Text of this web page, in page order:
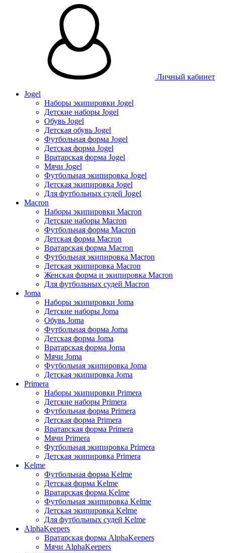
Личный кабинет
Jogel
Наборы экипировки Jogel
Детские наборы Jogel
Обувь Jogel
Детская обувь Jogel
Футбольная форма Jogel
Детская форма Jogel
Вратарская форма Jogel
Мячи Jogel
Футбольная экипировка Jogel
Детская экипировка Jogel
Для футбольных судей Jogel
Macron
Наборы экипировки Macron
Детские наборы Macron
Футбольная форма Macron
Детская форма Macron
Вратарская форма Macron
Футбольная экипировка Macron
Детская экипировка Macron
Женская форма и экипировка Macron
Для футбольных судей Macron
Joma
Наборы экипировки Joma
Детские наборы Joma
Обувь Joma
Футбольная форма Joma
Детская форма Joma
Вратарская форма Joma
Мячи Joma
Футбольная экипировка Joma
Детская экипировка Joma
Primera
Наборы экипировки Primera
Детские наборы Primera
Футбольная форма Primera
Детская форма Primera
Вратарская форма Primera
Мячи Primera
Футбольная экипировка Primera
Детская экипировка Primera
Kelme
Футбольная форма Kelme
Детская форма Kelme
Вратарская форма Kelme
Футбольная экипировка Kelme
Детская экипировка Kelme
Для футбольных судей Kelme
AlphaKeepers
Вратарская форма AlphaKeepers
Мячи AlphaKeepers